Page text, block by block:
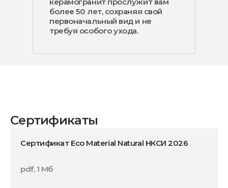
более 50 лет, сохраняя свой
первоначальный вид и не
требуя особого ухода.
Сертификаты
Сертификат Eco Material Natural НКСИ 2026
pdf, 1 Мб